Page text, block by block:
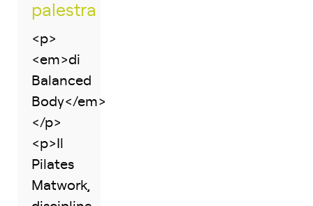
palestra
<p>
<em>di
Balanced
Body</em>
</p>
<p>Il
Pilates
Matwork,